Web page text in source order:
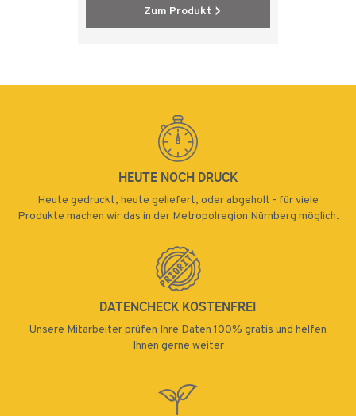
Zum Produkt
HEUTE NOCH DRUCK
Heute gedruckt, heute geliefert, oder abgeholt - für viele
Produkte machen wir das in der Metropolregion Nürnberg möglich.
DATENCHECK KOSTENFREI
Unsere Mitarbeiter prüfen Ihre Daten 100% gratis und helfen
Ihnen gerne weiter